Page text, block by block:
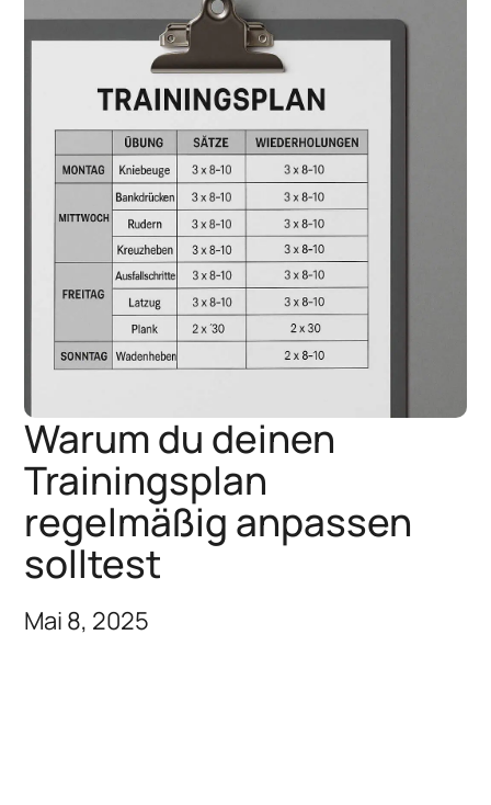
Warum du deinen
Trainingsplan
regelmäßig anpassen
solltest
Mai 8, 2025